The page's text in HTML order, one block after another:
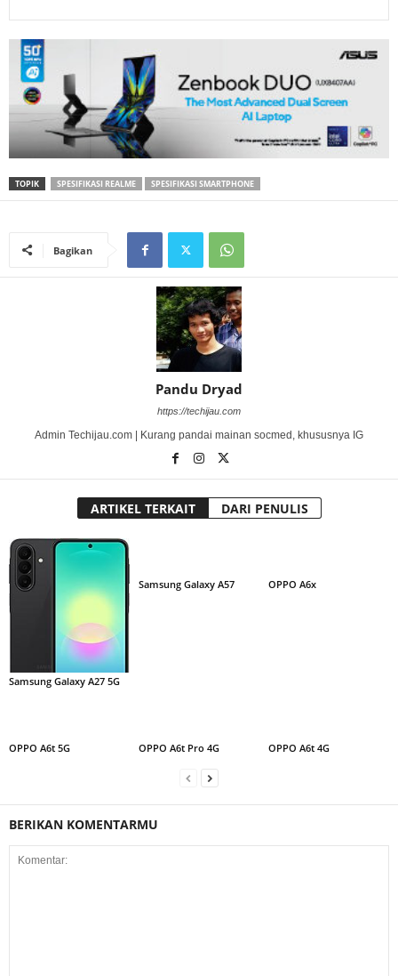
TOPIK SPESIFIKASI REALME SPESIFIKASI SMARTPHONE
Bagikan
Pandu Dryad
https://techijau.com
Admin Techijau.com | Kurang pandai mainan socmed, khususnya IG
ARTIKEL TERKAIT DARI PENULIS
Samsung Galaxy A27 5G
Samsung Galaxy A57 OPPO A6x
OPPO A6t 5G OPPO A6t Pro 4G OPPO A6t 4G
BERIKAN KOMENTARMU